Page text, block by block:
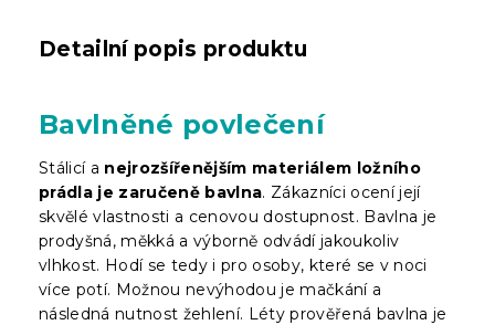
Detailní popis produktu
Bavlněné povlečení
Stálicí a nejrozšířenějším materiálem ložního
prádla je zaručeně bavlna. Zákazníci ocení její
skvělé vlastnosti a cenovou dostupnost. Bavlna je
prodyšná, měkká a výborně odvádí jakoukoliv
vlhkost. Hodí se tedy i pro osoby, které se v noci
více potí. Možnou nevýhodou je mačkání a
následná nutnost žehlení. Léty prověřená bavlna je